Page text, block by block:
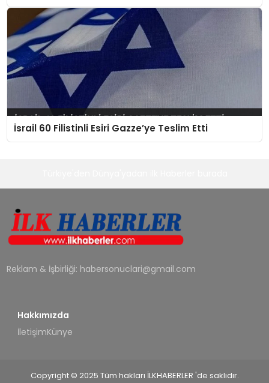
İsrail 60 Filistinli Esiri Gazze’ye Teslim Etti
Reklam & İşbirliği: habersonuclari@gmail.com
Hakkımızda
İletişimKünye
Copyright © 2025 Tüm hakları İLKHABERLER 'de saklıdır.